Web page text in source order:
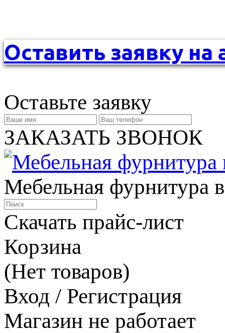
Оставить заявку на
Оставьте заявку
ЗАКАЗАТЬ ЗВОНОК
Мебельная фурнитура
Скачать прайс-лист
Корзина
(Нет товаров)
Вход / Регистрация
Магазин не работает